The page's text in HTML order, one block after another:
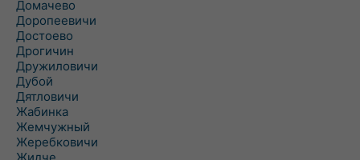
Домачево
Доропеевичи
Достоево
Дрогичин
Дружиловичи
Дубой
Дятловичи
Жабинка
Жемчужный
Жеребковичи